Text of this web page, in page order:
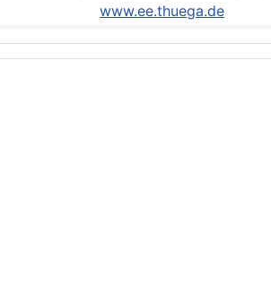
www.ee.thuega.de